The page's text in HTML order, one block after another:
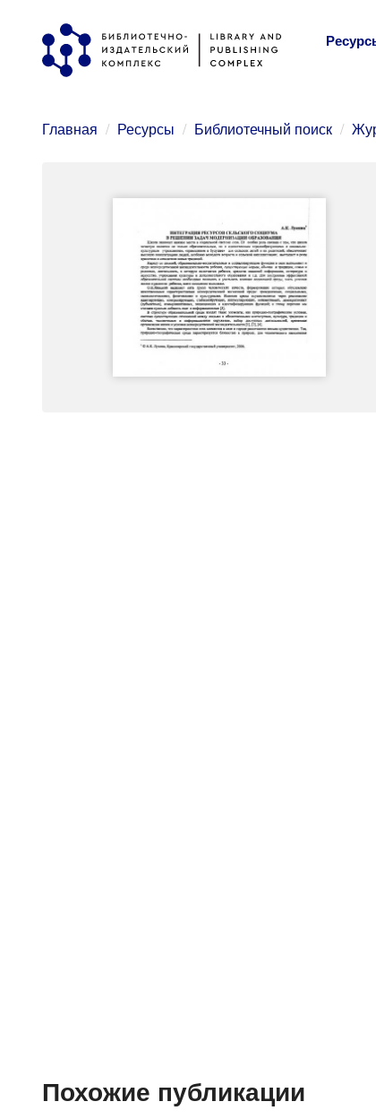
Перейти
основному
Главная Ресурсы Библиотечный поиск
Похожие публикации